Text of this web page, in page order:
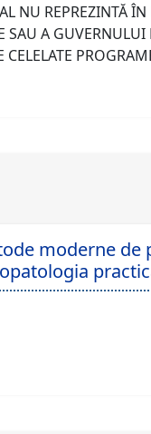
NU REPREZINTĂ
SAU A
moderne de